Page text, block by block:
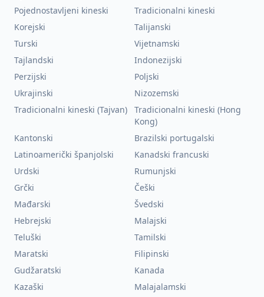
Pojednostavljeni kineski
Tradicionalni kineski
Korejski
Talijanski
Turski
Vijetnamski
Tajlandski
Indonezijski
Perzijski
Poljski
Ukrajinski
Nizozemski
Tradicionalni kineski (Tajvan)
Tradicionalni kineski (Hong
Kong)
Kantonski
Brazilski portugalski
Latinoamerički španjolski
Kanadski francuski
Urdski
Rumunjski
Grčki
Češki
Mađarski
Švedski
Hebrejski
Malajski
Teluški
Tamilski
Maratski
Filipinski
Gudžaratski
Kanada
Kazaški
Malajalamski